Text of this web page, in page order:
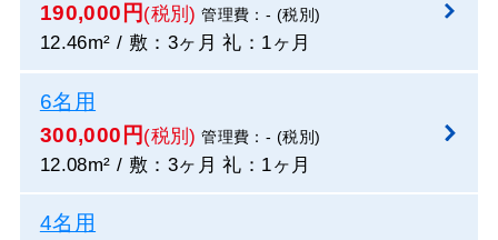
190,000円 (税別) 管理費：- (税別)
12.46m² / 敷：3ヶ月 礼：1ヶ月
6名用
300,000円 (税別) 管理費：- (税別)
12.08m² / 敷：3ヶ月 礼：1ヶ月
4名用